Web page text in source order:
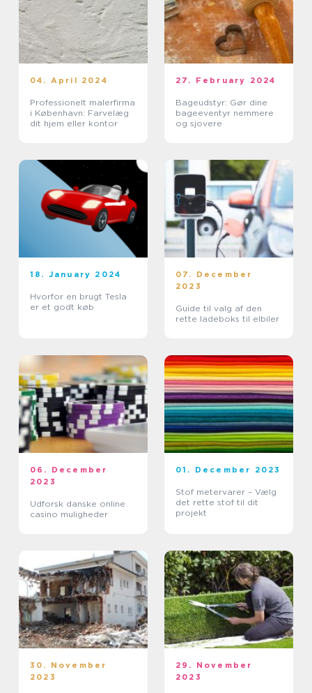
04. April 2024
Professionelt malerfirma
i København: Farvelæg
dit hjem eller kontor
27. February 2024
Bageudstyr: Gør dine
bageeventyr nemmere
og sjovere
18. January 2024
Hvorfor en brugt Tesla
er et godt køb
07. December
2023
Guide til valg af den
rette ladeboks til elbiler
06. December
2023
Udforsk danske online
casino muligheder
01. December 2023
Stof metervarer – Vælg
det rette stof til dit
projekt
30. November
2023
29. November
2023